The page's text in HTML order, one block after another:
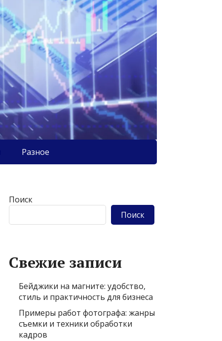
Разное
Поиск
Поиск
Свежие записи
Бейджики на магните: удобство,
стиль и практичность для бизнеса
Примеры работ фотографа: жанры
съемки и техники обработки
кадров